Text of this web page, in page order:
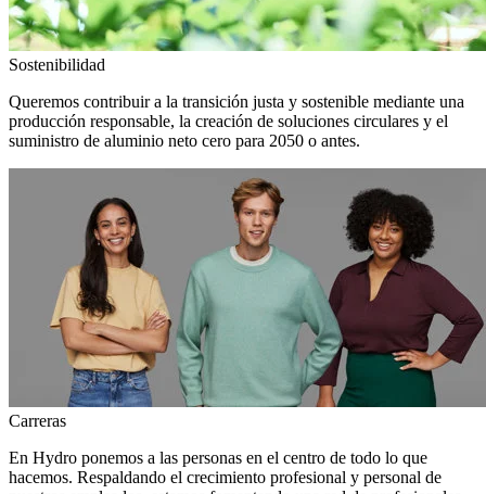
Sostenibilidad
Queremos contribuir a la transición justa y sostenible mediante una
producción responsable, la creación de soluciones circulares y el
suministro de aluminio neto cero para 2050 o antes.
Carreras
En Hydro ponemos a las personas en el centro de todo lo que
hacemos. Respaldando el crecimiento profesional y personal de